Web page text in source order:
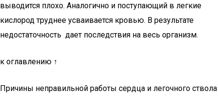
выводится плохо. Аналогично и поступающий в легкие
кислород труднее усваивается кровью. В результате
недостаточность дает последствия на весь организм.
к оглавлению ↑
Причины неправильной работы сердца и легочного ствола